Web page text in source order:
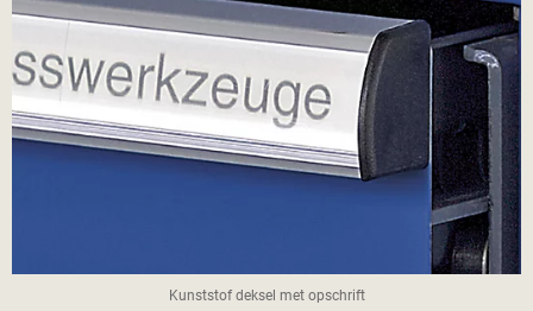
Kunststof deksel met opschrift